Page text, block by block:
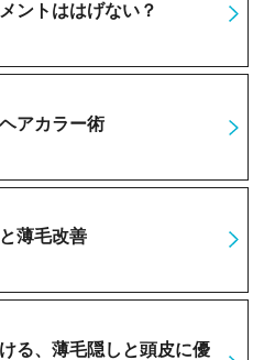
ントははげない？
アカラー術
薄毛改善
る、薄毛隠しと頭皮に優